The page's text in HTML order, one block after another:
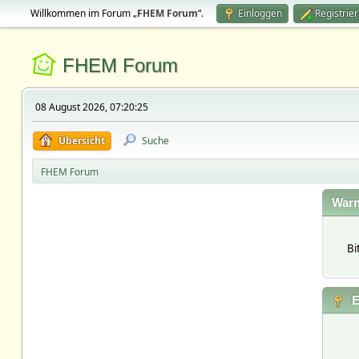
Willkommen im Forum „FHEM Forum“. Einloggen
FHEM Forum
08 August 2026, 07:20:25
Übersicht Suche
FHEM Forum